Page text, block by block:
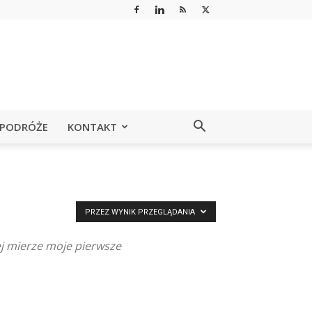
PODRÓŻE KONTAKT
mierze moje pierwsze
PRZEZ WYNIK PRZEGLĄDANIA